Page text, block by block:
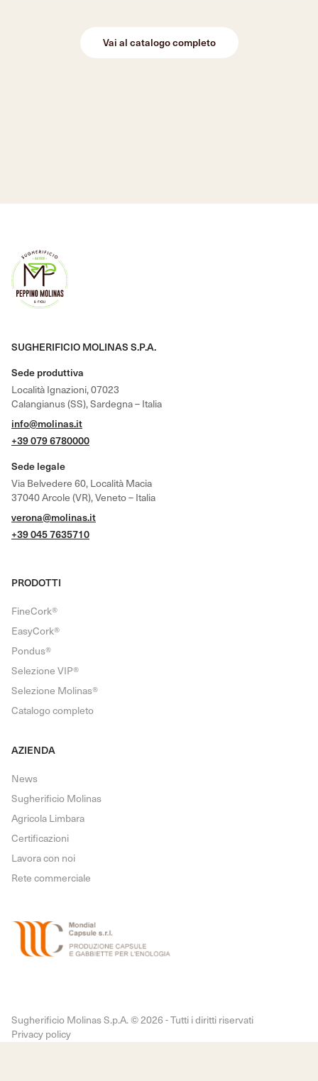
Vai al catalogo completo
SUGHERIFICIO MOLINAS S.P.A.
Sede produttiva
Località Ignazioni, 07023
Calangianus (SS), Sardegna – Italia
info@molinas.it
+39 079 6780000
Sede legale
Via Belvedere 60, Località Macia
37040 Arcole (VR), Veneto – Italia
verona@molinas.it
+39 045 7635710
PRODOTTI
FineCork®
EasyCork®
Pondus®
Selezione VIP®
Selezione Molinas®
Catalogo completo
AZIENDA
News
Sugherificio Molinas
Agricola Limbara
Certificazioni
Lavora con noi
Rete commerciale
Sugherificio Molinas S.p.A. © 2026 - Tutti i diritti riservati
Privacy policy